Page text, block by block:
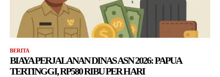
BERITA
BIAYA PERJALANAN DINAS ASN 2026: PAPUA
TERTINGGI, RP580 RIBU PER HARI